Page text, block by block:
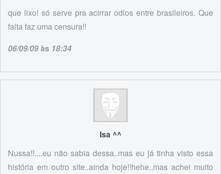
que lixo! só serve pra acirrar odios entre brasileiros. Que
falta faz uma censura!!
06/09/09às 18:34
Isa ^^
Nussa!!....eu não sabia dessa..mas eu já tinha visto essa
história em outro site..ainda hoje!!hehe..mas achei muito